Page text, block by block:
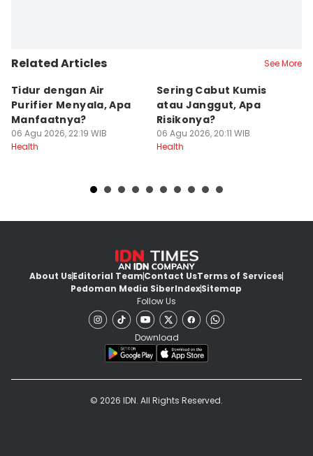
Related Articles See More
Tidur dengan Air
Purifier Menyala, Apa
Manfaatnya?
06 Agu 2026, 22:19 WIB
Health
Sering Cabut Kumis
atau Janggut, Apa
Risikonya?
06 Agu 2026, 20:11 WIB
Health
About UsEditorial TeamContact UsTerms of Services
Pedoman Media SiberIndexSitemap
Follow Us
Download
© 2026 IDN. All Rights Reserved.